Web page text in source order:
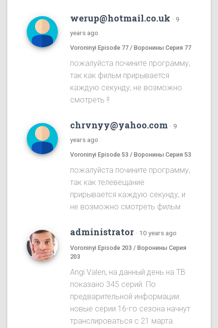
werup@hotmail.co.uk · 9
years ago
Voroninyi Episode 77 / Воронины Серия 77
пожалуйста почините программу,
так как фильм прирывается
каждую секунду, не возможно
смотреть !!
chrvnyy@yahoo.com · 9
years ago
Voroninyi Episode 53 / Воронины Серия 53
пожалуйста почините программу,
так как телевещание
прирывается каждую секунду, и
не возможно смотреть фильм
administrator · 10 years ago
Voroninyi Episode 203 / Воронины Серия
203
Angi Valen, на данный день на ТВ
показано 345 серий. По
предварительной информации:
новые серии 16-го сезона начнут
транслироваться с 21 марта.